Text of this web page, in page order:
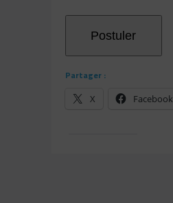
Partager :
X Facebook